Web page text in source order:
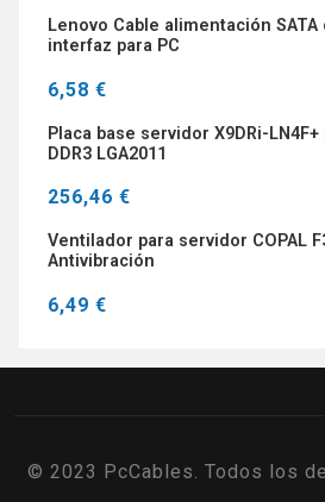
Lenovo Cable alimentación
interfaz para PC
6,58 €
Placa base servidor X9DRi-LN4F+
DDR3 LGA2011
256,46 €
Ventilador para servidor COPAL
Antivibración
6,49 €
© 2023 PcCables. Todos los